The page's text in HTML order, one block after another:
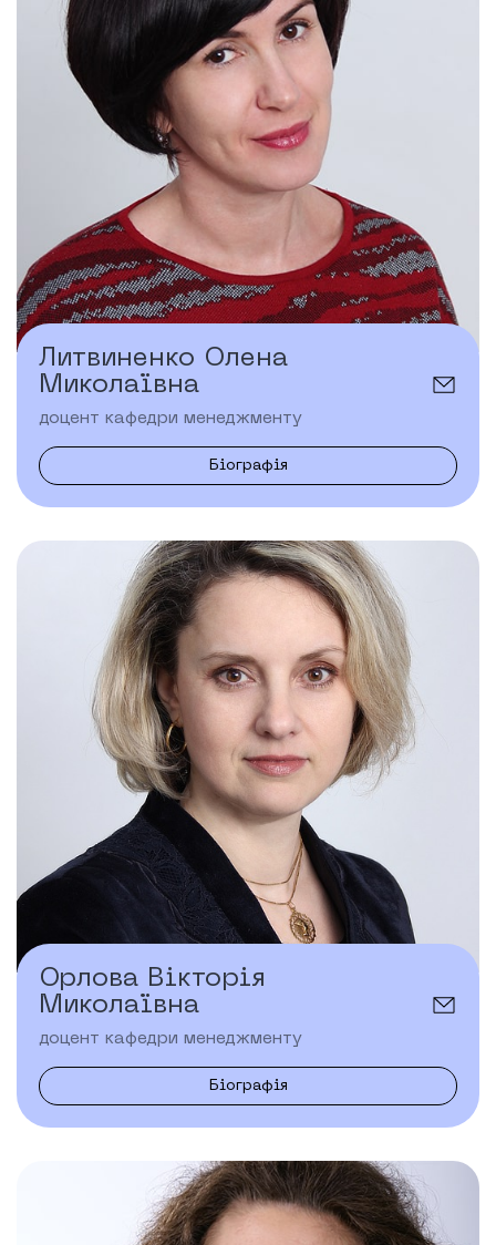
Литвиненко Олена
Миколаївна
доцент кафедри менеджменту
Біографія
Орлова Вікторія
Миколаївна
доцент кафедри менеджменту
Біографія